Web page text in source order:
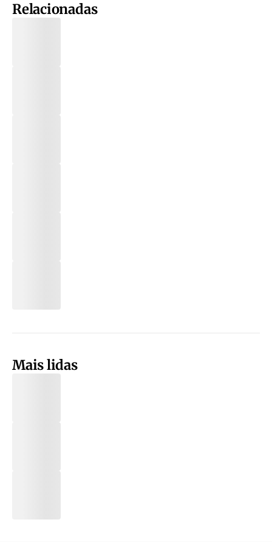
Relacionadas
Mais lidas